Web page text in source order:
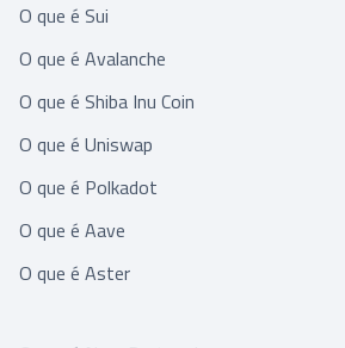
O que é Sui
O que é Avalanche
O que é Shiba Inu Coin
O que é Uniswap
O que é Polkadot
O que é Aave
O que é Aster